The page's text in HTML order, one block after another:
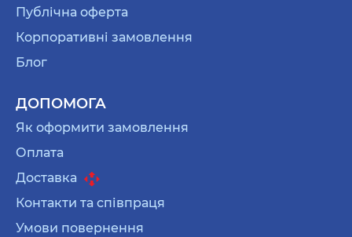
Публічна оферта
Корпоративні замовлення
Блог
ДОПОМОГА
Як оформити замовлення
Оплата
Доставка
Контакти та співпраця
Умови повернення